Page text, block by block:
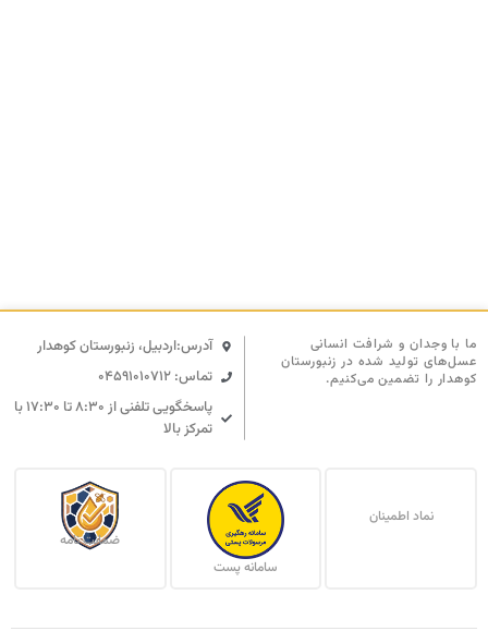
آدرس:اردبیل، زنبورستان کوهدار
تماس: 04591010712
پاسخگویی تلفنی از ۸:۳۰ تا ۱۷:۳۰ با
تمرکز بالا
ما با وجدان و شرافت انسانی
عسل‌های تولید شده در زنبورستان
کوهدار را تضمین می‌کنیم.
نماد اطمینان
سامانه پست
ضمانت نامه